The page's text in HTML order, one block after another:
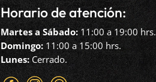
Horario de atención:
Martes a Sábado:11:00 a 19:00 hrs.
Domingo:11:00 a 15:00 hrs.
Lunes:Cerrado.